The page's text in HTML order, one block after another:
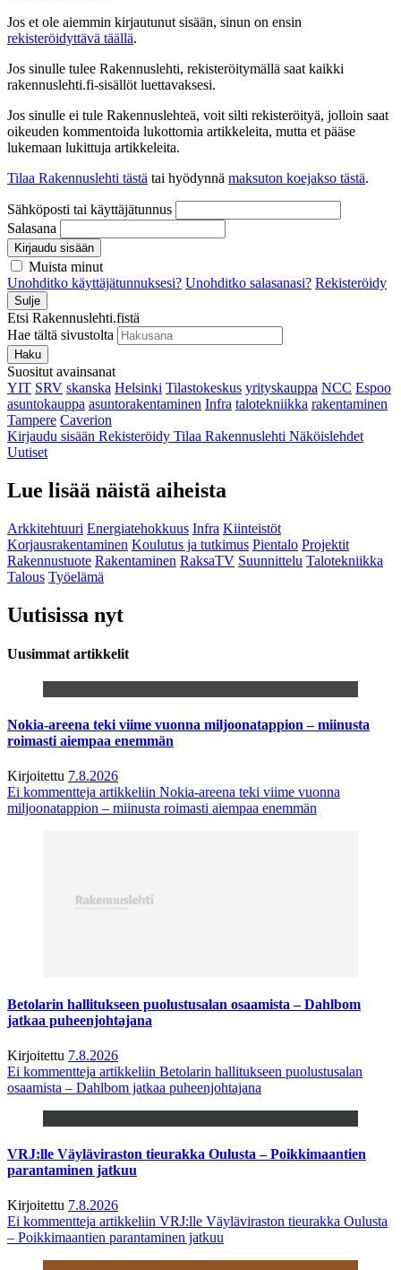
Jos et ole aiemmin kirjautunut sisään, sinun on ensin
rekisteröidyttävä täällä.
Jos sinulle tulee Rakennuslehti, rekisteröitymällä saat kaikki
rakennuslehti.fi-sisällöt luettavaksesi.
Jos sinulle ei tule Rakennuslehteä, voit silti rekisteröityä, jolloin saat
oikeuden kommentoida lukottomia artikkeleita, mutta et pääse
lukemaan lukittuja artikkeleita.
Tilaa Rakennuslehti tästä tai hyödynnä maksuton koejakso tästä.
Sähköposti tai käyttäjätunnus
Salasana
Kirjaudu sisään
Muista minut
Unohditko käyttäjätunnuksesi? Unohditko salasanasi? Rekisteröidy
Sulje
Etsi Rakennuslehti.fistä
Hae tältä sivustolta
Haku
Suositut avainsanat
YIT SRV skanska Helsinki Tilastokeskus yrityskauppa NCC Espoo
asuntokauppa asuntorakentaminen Infra talotekniikka rakentaminen
Tampere Caverion
Kirjaudu sisään Rekisteröidy Tilaa Rakennuslehti Näköislehdet
Uutiset
Lue lisää näistä aiheista
Arkkitehtuuri Energiatehokkuus Infra Kiinteistöt
Korjausrakentaminen Koulutus ja tutkimus Pientalo Projektit
Rakennustuote Rakentaminen RaksaTV Suunnittelu Talotekniikka
Talous Työelämä
Uutisissa nyt
Uusimmat artikkelit
Nokia-areena teki viime vuonna miljoonatappion – miinusta
roimasti aiempaa enemmän
Kirjoitettu 7.8.2026
Ei kommentteja artikkeliin Nokia-areena teki viime vuonna
miljoonatappion – miinusta roimasti aiempaa enemmän
Betolarin hallitukseen puolustusalan osaamista – Dahlbom
jatkaa puheenjohtajana
Kirjoitettu 7.8.2026
Ei kommentteja artikkeliin Betolarin hallitukseen puolustusalan
osaamista – Dahlbom jatkaa puheenjohtajana
VRJ:lle Väyläviraston tieurakka Oulusta – Poikkimaantien
parantaminen jatkuu
Kirjoitettu 7.8.2026
Ei kommentteja artikkeliin VRJ:lle Väyläviraston tieurakka Oulusta
– Poikkimaantien parantaminen jatkuu